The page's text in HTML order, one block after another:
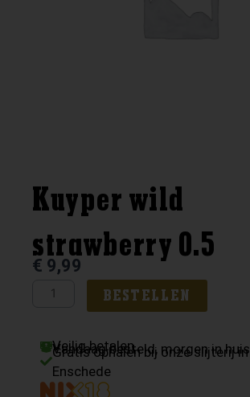
Kuyper wild
strawberry 0.5
€ 9,99
Kuyper
0.5
aantal
BESTELLEN
Veilig betalen
Vandaag besteld, morgen in huis
Gratis ophalen bij onze slijterij in
Enschede